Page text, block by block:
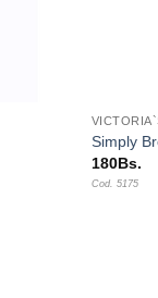
Simply
180Bs.
Cod. 5175